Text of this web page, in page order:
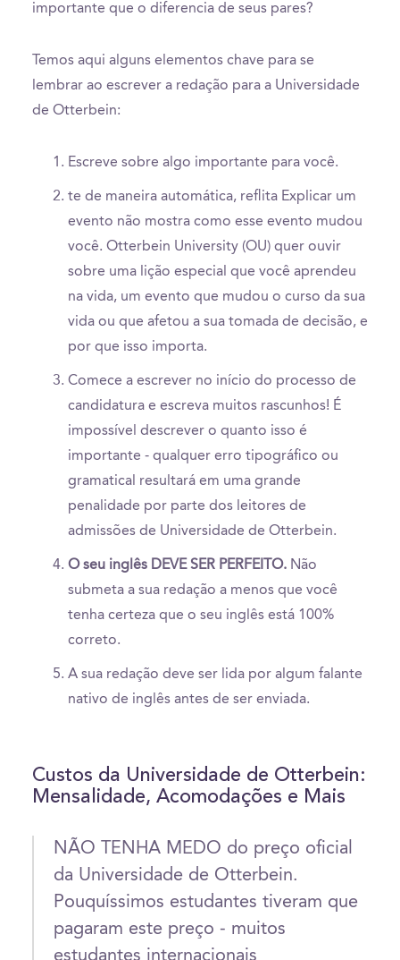
importante que o diferencia de seus pares?
Temos aqui alguns elementos chave para se
lembrar ao escrever a redação para a Universidade
de Otterbein:
Escreve sobre algo importante para você.
te de maneira automática, reflita Explicar um
evento não mostra como esse evento mudou
você. Otterbein University (OU) quer ouvir
sobre uma lição especial que você aprendeu
na vida, um evento que mudou o curso da sua
vida ou que afetou a sua tomada de decisão, e
por que isso importa.
Comece a escrever no início do processo de
candidatura e escreva muitos rascunhos! É
impossível descrever o quanto isso é
importante - qualquer erro tipográfico ou
gramatical resultará em uma grande
penalidade por parte dos leitores de
admissões de Universidade de Otterbein.
O seu inglês DEVE SER PERFEITO. Não
submeta a sua redação a menos que você
tenha certeza que o seu inglês está 100%
correto.
A sua redação deve ser lida por algum falante
nativo de inglês antes de ser enviada.
Custos da Universidade de Otterbein:
Mensalidade, Acomodações e Mais
NÃO TENHA MEDO do preço oficial
da Universidade de Otterbein.
Pouquíssimos estudantes tiveram que
pagaram este preço - muitos
estudantes internacionais